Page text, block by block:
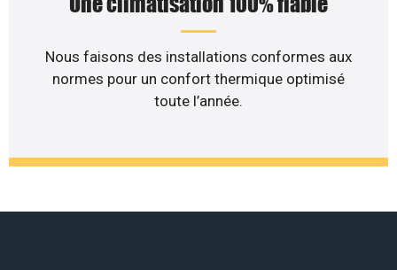
Nous faisons des installations conformes aux
normes pour un confort thermique optimisé
toute l’année.